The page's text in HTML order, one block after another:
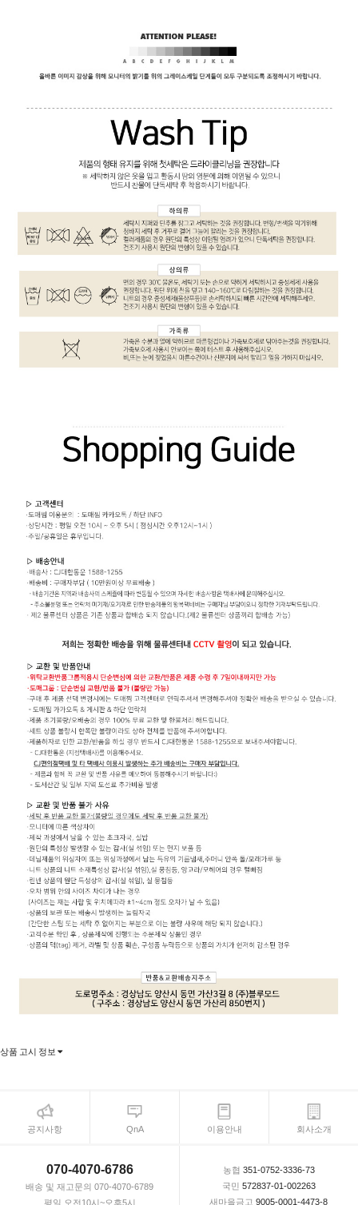
상품 고시 정보
공지사항 QnA 이용안내 회사소개
070-4070-6786
배송 및 재고문의 070-4070-6789
평일 오전10시~오후5시
농협 351-0752-3336-73
국민 572837-01-002263
새마을금고 9005-0001-4473-8